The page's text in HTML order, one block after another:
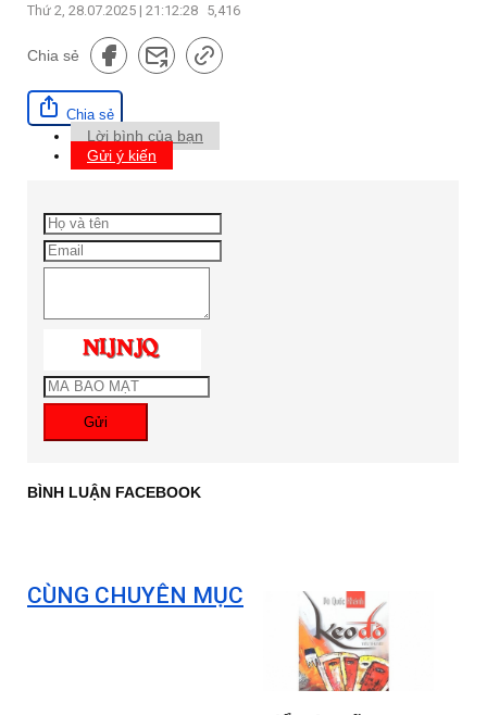
Thứ 2, 28.07.2025 | 21:12:28 5,416
Chia sẻ
Chia sẻ
Lời bình của bạn
Gửi ý kiến
Gửi
BÌNH LUẬN FACEBOOK
CÙNG CHUYÊN MỤC